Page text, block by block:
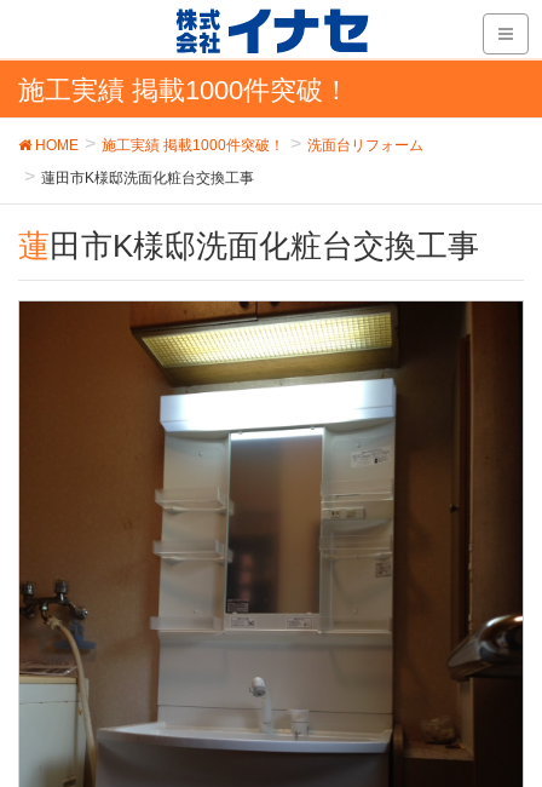
施工実績 掲載1000件突破！
HOME 施工実績 掲載1000件突破！
洗面台リフォーム
蓮田市K様邸洗面化粧台交換工事
蓮田市K様邸洗面化粧台交換工事